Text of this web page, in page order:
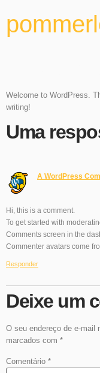
Welcome to WordPress.
writing!
Uma
A WordPress
Hi, this is a comment.
To get started with
Comments screen in the
Commenter avatars come
Responder
Deixe um
O seu endereço de e-mail
marcados com *
Comentário *